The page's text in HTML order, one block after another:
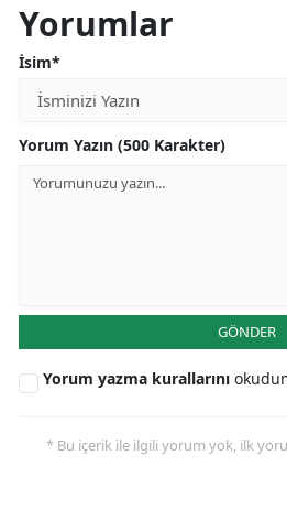
Yorumlar
İsim*
Yorum Yazın (500 Karakter)
GÖNDER
Yorum yazma kurallarını
* Bu içerik ile ilgili yorum yok, ilk